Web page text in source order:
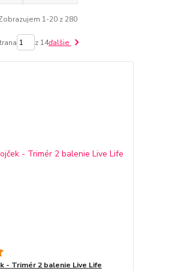
1-20 z 280
z 14ďalšie
- Trimér 2 balenie Live Life